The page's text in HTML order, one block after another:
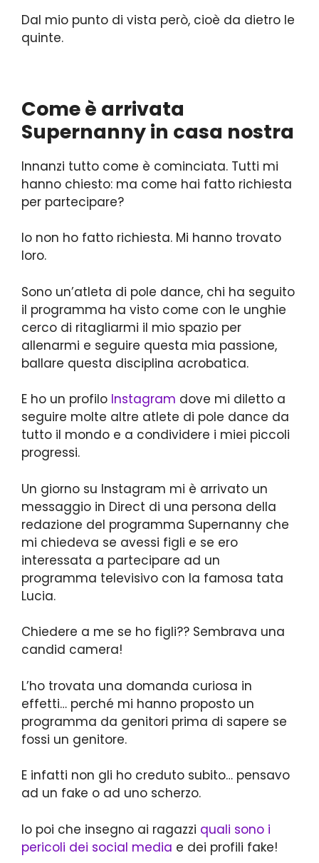
Dal mio punto di vista però, cioè da dietro le
quinte.
Come è arrivata
Supernanny in casa nostra
Innanzi tutto come è cominciata. Tutti mi
hanno chiesto: ma come hai fatto richiesta
per partecipare?
Io non ho fatto richiesta. Mi hanno trovato
loro.
Sono un’atleta di pole dance, chi ha seguito
il programma ha visto come con le unghie
cerco di ritagliarmi il mio spazio per
allenarmi e seguire questa mia passione,
ballare questa disciplina acrobatica.
E ho un profilo Instagram dove mi diletto a
seguire molte altre atlete di pole dance da
tutto il mondo e a condividere i miei piccoli
progressi.
Un giorno su Instagram mi è arrivato un
messaggio in Direct di una persona della
redazione del programma Supernanny che
mi chiedeva se avessi figli e se ero
interessata a partecipare ad un
programma televisivo con la famosa tata
Lucia.
Chiedere a me se ho figli?? Sembrava una
candid camera!
L’ho trovata una domanda curiosa in
effetti… perché mi hanno proposto un
programma da genitori prima di sapere se
fossi un genitore.
E infatti non gli ho creduto subito… pensavo
ad un fake o ad uno scherzo.
Io poi che insegno ai ragazzi quali sono i
pericoli dei social media e dei profili fake!